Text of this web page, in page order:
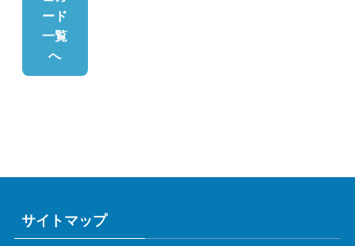
ード
一覧
へ
サイトマップ